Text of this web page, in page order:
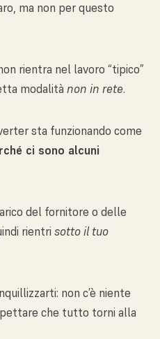
ma non per questo
rientra nel lavoro “tipico”
modalità non in rete.
sta funzionando come
ci sono alcuni
del fornitore o delle
rientri sotto il tuo
non c’è niente
che tutto torni alla